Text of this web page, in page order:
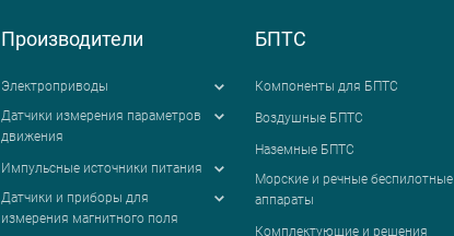
Производители
Электроприводы
Датчики измерения параметров
движения
Импульсные источники питания
Датчики и приборы для
измерения магнитного поля
БПТС
Компоненты для БПТС
Воздушные БПТС
Наземные БПТС
Морские и речные беспилотные
аппараты
Комплектующие и решения